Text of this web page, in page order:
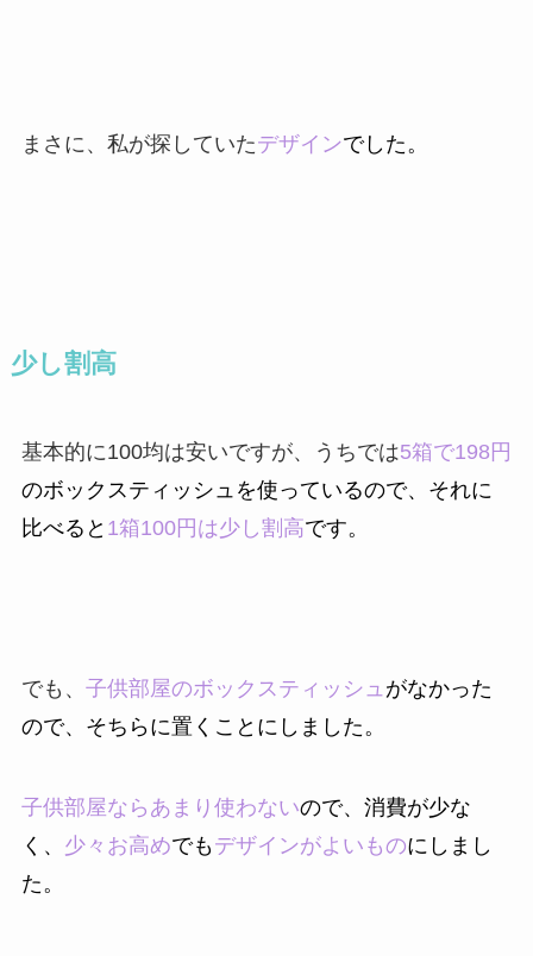
まさに、私が探していたデザインでした。
少し割高
基本的に100均は安いですが、うちでは5箱で198円
のボックスティッシュを使っているので、それに
比べると 1箱100円は少し割高です。
でも、 子供部屋のボックスティッシュがなかった
ので、そちらに置くことにしました。
子供部屋ならあまり使わないので、消費が少な
く、 少々お高めでもデザインがよいものにしまし
た。